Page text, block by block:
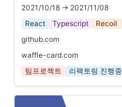
2021/10/18 → 2021/11/08
React
Typescript Recoil
github.com
waffle-card.com
팀프로젝트
리팩토링 진행중